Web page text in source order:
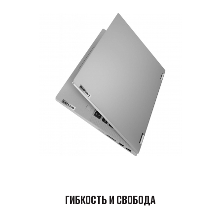
ГИБКОСТЬ И СВОБОДА